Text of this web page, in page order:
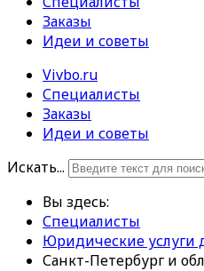
Заказы
Идеи и советы
Vivbo.ru
Специалисты
Заказы
Идеи и советы
Искать...
Вы здесь:
Специалисты
Юридические услуги
Санкт-Петербург и